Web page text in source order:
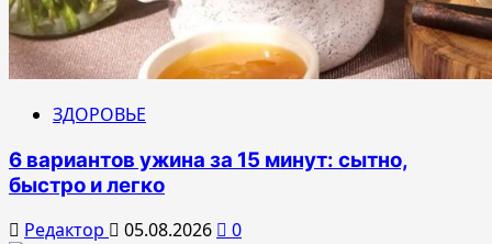
ЗДОРОВЬЕ
6 вариантов ужина за 15 минут: сытно,
быстро и легко
Редактор 05.08.2026 0